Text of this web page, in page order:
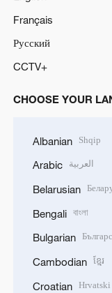
Français
Русский
CCTV+
CHOOSE YOUR
Albanian Shqip
Arabic العربية
Belarusian
Bengali বাংলা
Bulgarian
Cambodian ខ្មែរ
Croatian Hrvatski